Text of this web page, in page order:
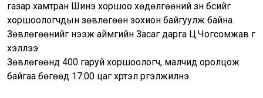
газар хамтран Шинэ хоршоо хөдөлгөөний зүүн бүсийг
хоршоологчдын зөвлөгөөн зохион байгуулж байна.
Зөвлөгөөнийг нээж аймгийн Засаг дарга Ц.Чогсомжав үг
хэллээ.
Зөвлөгөөнд 400 гаруй хоршоологч, малчид оролцож
байгаа бөгөөд 17:00 цаг хүртэл үргэлжилнэ.